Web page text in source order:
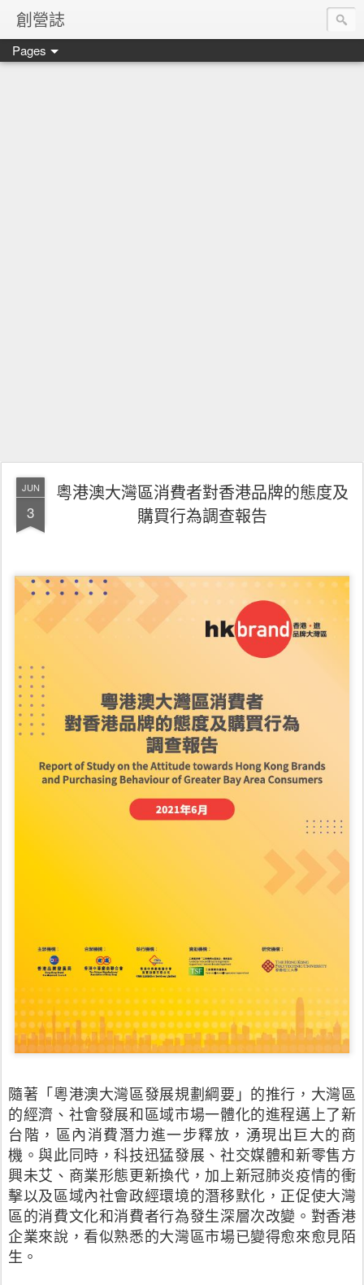
創營誌
Pages
JUN
3
粵港澳大灣區消費者對香港品牌的態度及
購買行為調查報告
隨著「粵港澳大灣區發展規劃綱要」的推行，大灣區
的經濟、社會發展和區域市場一體化的進程邁上了新
台階，區內消費潛力進一步釋放，湧現出巨大的商
機。與此同時，科技迅猛發展、社交媒體和新零售方
興未艾、商業形態更新換代，加上新冠肺炎疫情的衝
擊以及區域內社會政經環境的潛移默化，正促使大灣
區的消費文化和消費者行為發生深層次改變。對香港
企業來說，看似熟悉的大灣區市場已變得愈來愈見陌
生。